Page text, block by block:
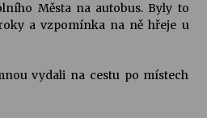
Města na autobus. Byly to
a vzpomínka na ně hřeje u
vydali na cestu po místech